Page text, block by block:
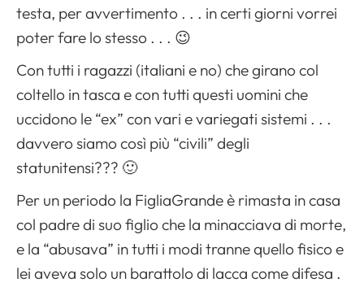
testa, per avvertimento . . . in certi giorni vorrei
poter fare lo stesso . . . 😉
Con tutti i ragazzi (italiani e no) che girano col
coltello in tasca e con tutti questi uomini che
uccidono le “ex” con vari e variegati sistemi . . .
davvero siamo così più “civili” degli
statunitensi??? 🙂
Per un periodo la FigliaGrande è rimasta in casa
col padre di suo figlio che la minacciava di morte,
e la “abusava” in tutti i modi tranne quello fisico e
lei aveva solo un barattolo di lacca come difesa .